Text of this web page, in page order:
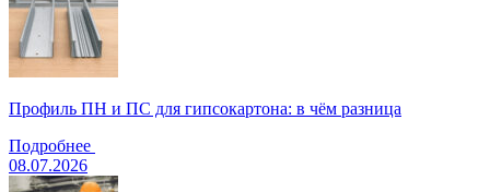
Профиль ПН и ПС для гипсокартона: в чём разница
Подробнее
08.07.2026